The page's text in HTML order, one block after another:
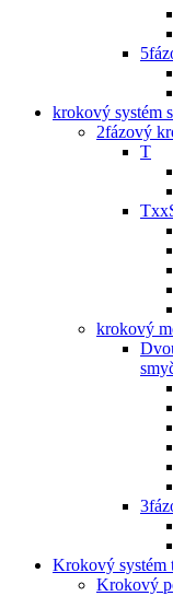
krokový systém
2fázový
T
krokový
Krokový systém
Krokový